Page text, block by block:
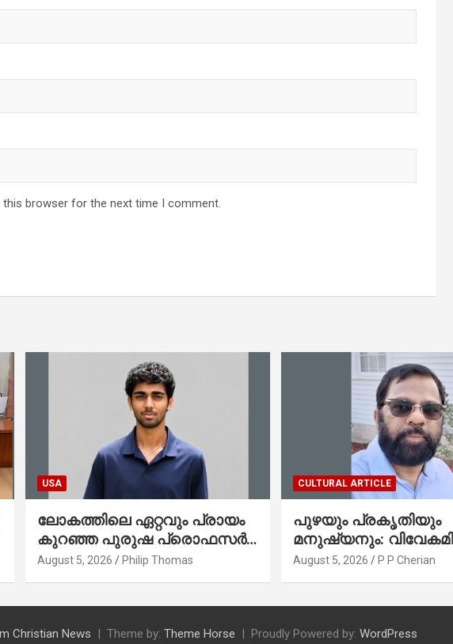
this browser for the next time I comment.
USA
ലോകത്തിലെ ഏറ്റവും പ്രായം
കുറഞ്ഞ പുരുഷ പ്രൊഫസർ
ഇനി അമേരിക്കൻ മലയാളി
August 5, 2026 Philip Thomas
CULTURAL ARTICLE
പുഴയും പ്രകൃതിയും
മനുഷ്യനും:
നയങ്ങളും
August 5, 2026 P P Cherian
Christian News Theme by: Theme Horse Proudly Powered by: WordPress